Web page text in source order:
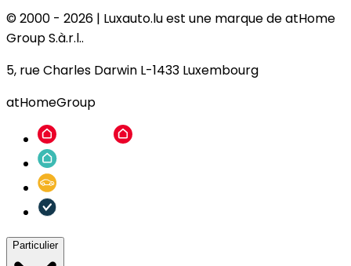
© 2000 - 2026 | Luxauto.lu est une marque de atHome
Group S.à.r.l..
5, rue Charles Darwin L-1433 Luxembourg
atHomeGroup
Particulier